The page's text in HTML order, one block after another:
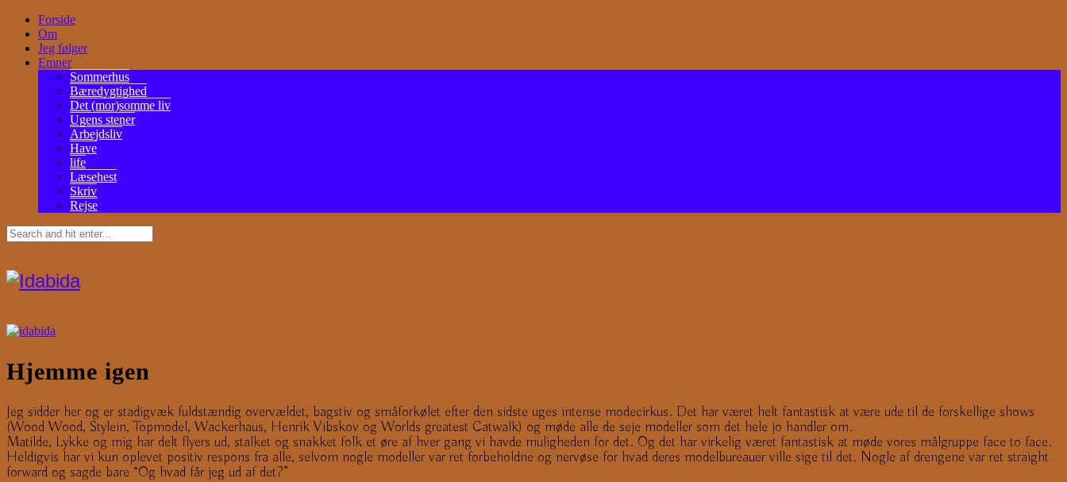
Forside
Om
Jeg følger
Emner
Sommerhus
Bæredygtighed
Det (mor)somme liv
Ugens stener
Arbejdsliv
Have
life
Læsehest
Skriv
Rejse
Hjemme igen
Jeg sidder her og er stadigvæk fuldstændig overvældet, bagstiv og småforkølet efter den sidste uges intense modecirkus. Det har været helt fantastisk at være ude til de forskellige shows
(Wood Wood, Stylein, Topmodel, Wackerhaus, Henrik Vibskov og Worlds greatest Catwalk) og møde alle de seje modeller som det hele jo handler om.
Matilde, Lykke og mig har delt flyers ud, stalket og snakket folk et øre af hver gang vi havde muligheden for det. Og det har virkelig været fantastisk at møde vores målgruppe face to face.
Heldigvis har vi kun oplevet positiv respons fra alle, selvom nogle modeller var ret forbeholdne og nervøse for hvad deres modelbureauer ville sige til det. Nogle af drengene var ret straight
forward og sagde bare “Og hvad får jeg ud af det?”